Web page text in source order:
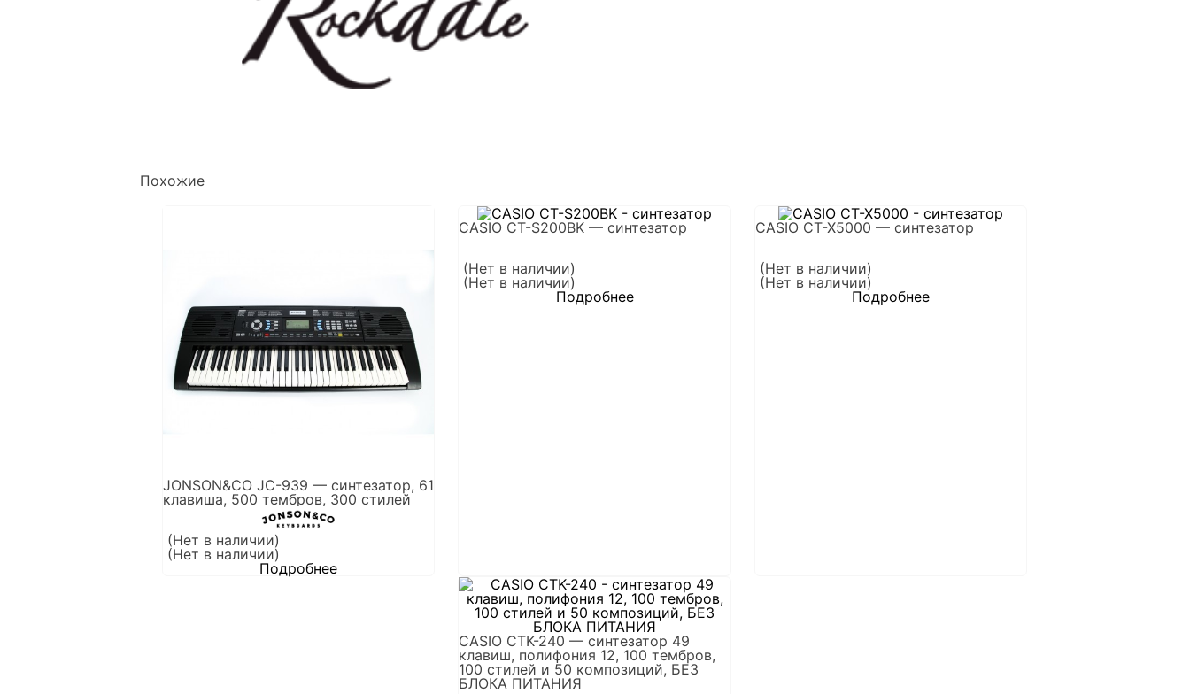
Похожие
JONSON&CO JC-939 — синтезатор, 61
клавиша, 500 тембров, 300 стилей
(Нет в наличии)
(Нет в наличии)
Подробнее
CASIO CT-S200BK — синтезатор
(Нет в наличии)
(Нет в наличии)
Подробнее
CASIO CT-X5000 — синтезатор
(Нет в наличии)
(Нет в наличии)
Подробнее
CASIO CTK-240 — синтезатор 49
клавиш, полифония 12, 100 тембров,
100 стилей и 50 композиций, БЕЗ
БЛОКА ПИТАНИЯ